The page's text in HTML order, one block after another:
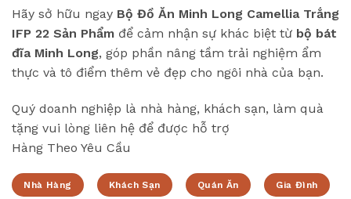
Hãy sở hữu ngay Bộ Đồ Ăn Minh Long Camellia Trắng
IFP 22 Sản Phẩm để cảm nhận sự khác biệt từ bộ bát
đĩa Minh Long, góp phần nâng tầm trải nghiệm ẩm
thực và tô điểm thêm vẻ đẹp cho ngôi nhà của bạn.
Quý doanh nghiệp là nhà hàng, khách sạn, làm quà
tặng vui lòng liên hệ để được hỗ trợ
Hàng Theo Yêu Cầu
Nhà Hàng Khách Sạn Quán Ăn Gia Đình